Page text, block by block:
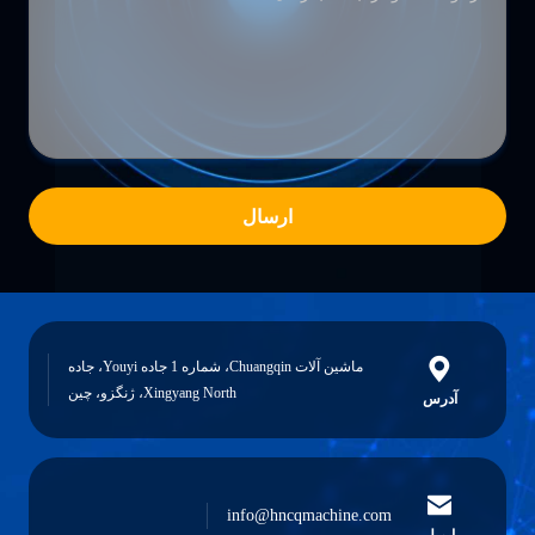
ارسال
آدرس
ماشین آلات Chuangqin، شماره 1 جاده Youyi، جاده
Xingyang North، ژنگزو، چین
info@hncqmachine.com